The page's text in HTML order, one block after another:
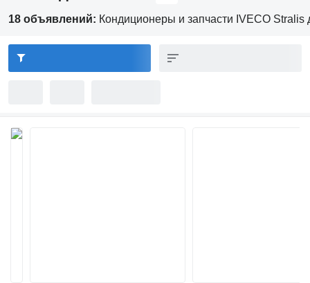
18 объявлений: Кондиционеры и запчасти IVECO Stralis